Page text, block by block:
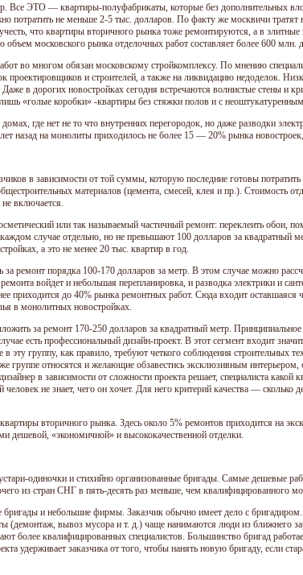
Все ЭТО — квартиры-полуфабрикаты, которые без дополнительных
потратить не меньше 2-5 тыс. долларов. По факту же москвичи тратят
что квартиры вторичного рынка тоже ремонтируются, а в элитные
московского рынка отделочных работ составляет более 600 млн.
во многом обязан московскому стройкомплексу. По мнению
проектировщиков и строителей, а также на ликвидацию недоделок.
Даже в дорогих новостройках сегодня встречаются волнистые стены и
«голые коробки» -квартиры без стяжки полов и с
где нет не то что внутренних перегородок, но даже разводки
назад на монолиты приходилось не более 15 — 20% рынка
в зависимости от той суммы, которую последние готовы
материалов (цемента, смесей, клея и пр.). Стоимость
включается.
или так называемый частичный ремонт: переклеить обои,
случае отдельно, но не превышают 100 долларов за квадратный
а это не менее 20 тыс. квартир в год.
за ремонт порядка 100-170 долларов за метр. В этом случае можно
войдет и небольшая перепланировка, и разводка электрики и
приходится до 40% рынка ремонтных работ. Сюда входит оставшаяся
в монолитных новостройках.
за ремонт 170-250 долларов за квадратный метр.
есть профессиональный дизайн-проект. В этот сегмент входит
группу, как правило, требуют четкого соблюдения строительных
группе относятся и желающие обзавестись эксклюзивным
в зависимости от сложности проекта решает, специалиста какой
человек не знает, чего он хочет. Для него критерий качества — сколько
вторичного рынка. Здесь около 5% ремонтов приходится на
дешевой, «экономичной» и высококачественной отделки.
одиночки и стихийно организованные бригады. Самые дешевые
из стран СНГ в пять-десять раз меньше, чем квалифицированного
и небольшие фирмы. Заказчик обычно имеет дело с
(демонтаж, вывоз мусора и т. д.) чаще нанимаются люди из ближнего
более квалифицированных специалистов. Большинство бригад
удерживает заказчика от того, чтобы нанять новую бригаду, если